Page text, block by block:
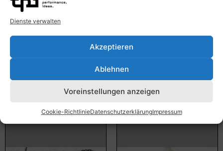
Dienste verwalten
Akzeptieren
Ablehnen
Voreinstellungen anzeigen
Cookie-RichtlinieDatenschutzerklärungImpressum
Biochemie Linolsäure,
Oktadekadiensäure
Molekül
55,00€–135,00€
Kälteschutz
55,00